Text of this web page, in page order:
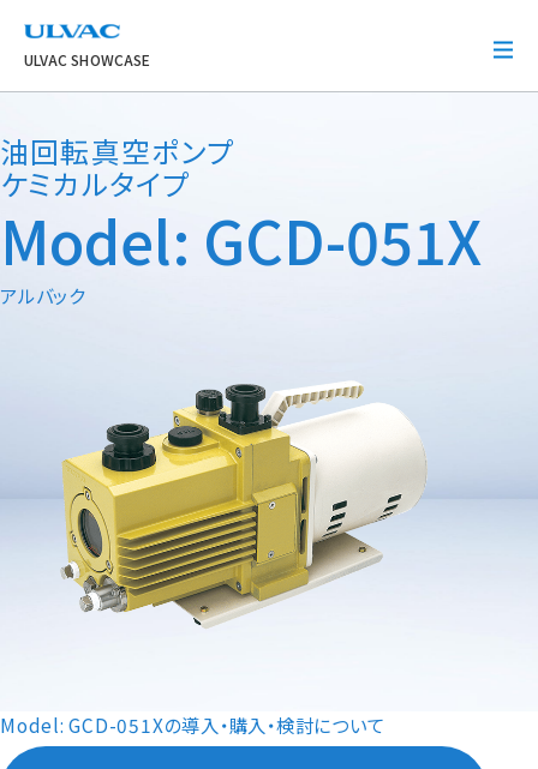
ULVAC
ULVAC SHOWCASE
油回転真空ポンプ
ケミカルタイプ
Model: GCD-051X
アルバック
Model: GCD-051Xの導入・購入・検討について